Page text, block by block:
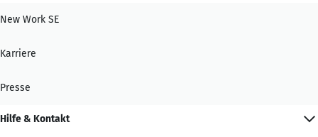
New Work SE
Karriere
Presse
Hilfe & Kontakt